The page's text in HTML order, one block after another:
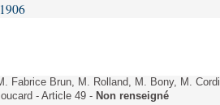
Fabrice Brun, M. Rolland, M. Bony, M.
- Article 49 - Non renseigné